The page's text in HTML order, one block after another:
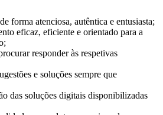
forma atenciosa, autêntica e entusiasta;
eficaz, eficiente e orientado para a
responder às respetivas
e soluções sempre que
das soluções digitais disponibilizadas